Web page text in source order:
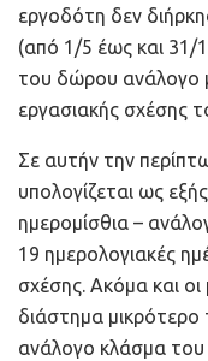
εργοδότη δεν
(από 1/5 έως και 31/
του δώρου ανάλογο
εργασιακής σχέσης
Σε αυτήν την
υπολογίζεται ως
ημερομίσθια –
19 ημερολογιακές
σχέσης. Ακόμα και
διάστημα μικρότερο
ανάλογο κλάσμα